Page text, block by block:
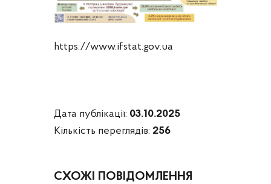
https://www.ifstat.gov.ua
Дата публікації: 03.10.2025
Кількість переглядів: 256
СХОЖІ ПОВІДОМЛЕННЯ